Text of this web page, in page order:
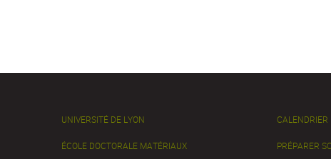
UNIVERSITÉ DE LYON
ÉCOLE DOCTORALE MATÉRIAUX PRÉPARER